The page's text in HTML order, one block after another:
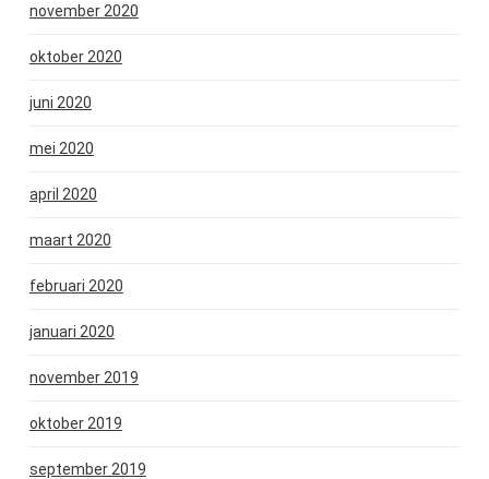
november 2020
oktober 2020
juni 2020
mei 2020
april 2020
maart 2020
februari 2020
januari 2020
november 2019
oktober 2019
september 2019